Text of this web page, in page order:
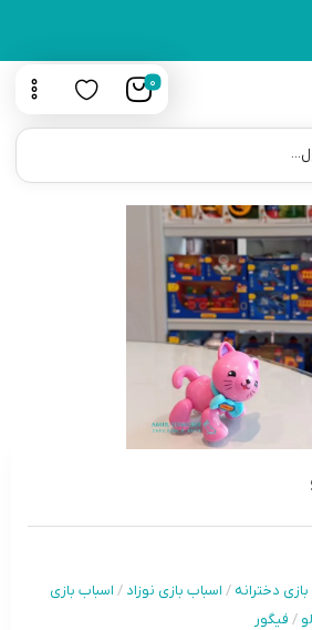
0
دخترانه / اسباب بازی نوزاد / اسباب بازی
/ فیگور